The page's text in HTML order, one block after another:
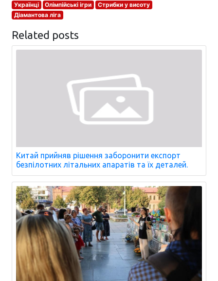
Українці Олімпійські ігри
Стрибки у висоту
Діамантова ліга
Related posts
Китай прийняв рішення заборонити експорт
безпілотних літальних апаратів та їх деталей.